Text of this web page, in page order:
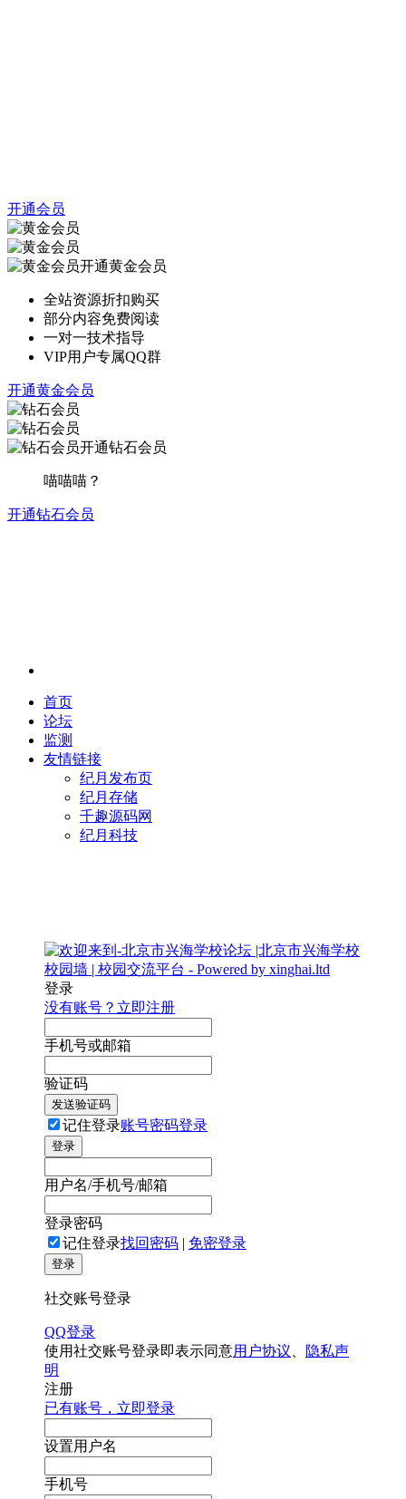
开通会员
开通黄金会员
全站资源折扣购买
部分内容免费阅读
一对一技术指导
VIP用户专属QQ群
开通黄金会员
开通钻石会员
喵喵喵？
开通钻石会员
首页
论坛
监测
友情链接
纪月发布页
纪月存储
千趣源码网
纪月科技
登录
没有账号？立即注册
手机号或邮箱
验证码
发送验证码
记住登录账号密码登录
登录
用户名/手机号/邮箱
登录密码
记住登录找回密码 | 免密登录
登录
社交账号登录
QQ登录
使用社交账号登录即表示同意用户协议
隐私声
明
注册
已有账号，立即登录
设置用户名
手机号